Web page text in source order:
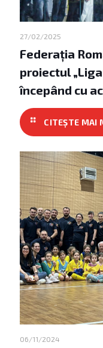
27/02/2025
Federația
proiectul
începând cu
06/11/2024